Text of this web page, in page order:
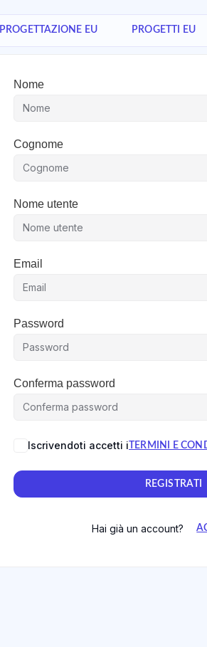
PROGETTAZIONE EU PROGETTI EU
Nome
Cognome
Nome utente
Email
Password
Conferma password
Iscrivendoti accetti iTERMINI E
REGISTRATI
Hai già un account?